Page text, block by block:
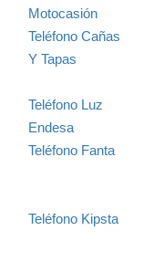
Motocasión
Teléfono Cañas
Y Tapas
Teléfono Luz
Endesa
Teléfono Fanta
Teléfono Kipsta